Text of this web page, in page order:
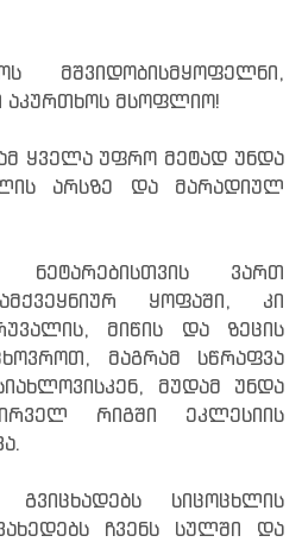
მშვიდობისმყოფელნი,
აკურთხოს მსოფლიო!
ყველა უფრო მეტად უნდა
არსზე და მარადიულ
ვართ
ყოფაში, კი
მიწის და ზეცის
მაგრამ სწრაფვა
მუდამ უნდა
რიგში ეკლესიის
სიცოცხლის
ჩვენს სულში და